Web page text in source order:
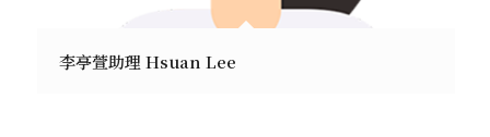
李亭萱助理 Hsuan Lee